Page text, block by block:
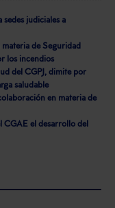
judiciales a
de Seguridad
los incendios
del CGPJ, dimite por
saludable
en materia de
CGAE el desarrollo del